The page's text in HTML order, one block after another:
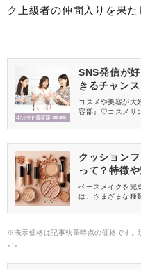
ク上級者の仲間入りを果
SNS発信が
きるチャン
中
コスメや美容が大
容部』♡コスメサ
クッション
って？特徴
ベースメイクを完
は、さまざまな種
もカバー力が高い
クッションファン
※表示価格は記事執筆時点の価格です。
い。